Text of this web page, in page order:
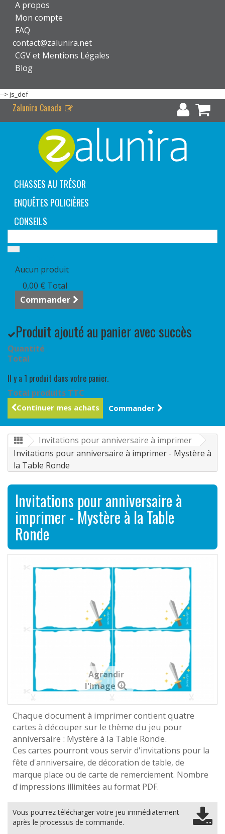
A propos
Mon compte
FAQ
contact@zalunira.net
CGV et Mentions Légales
Blog
--> js_def
Zalunira Canada
CHASSES AU TRÉSOR
ENQUÊTES POLICIÈRES
CONSEILS
Aucun produit
0,00 € Total
Commander
Produit ajouté au panier avec succès
Quantité
Total
Il y a 1 produit dans votre panier.
Total produits TTC
Continuer mes achats Commander
Invitations pour anniversaire à imprimer
Invitations pour anniversaire à imprimer - Mystère à
la Table Ronde
Invitations pour anniversaire à
imprimer - Mystère à la Table
Ronde
Agrandir
l'image
Chaque document à imprimer contient quatre
cartes à découper sur le thème du jeu pour
anniversaire : Mystère à la Table Ronde.
Ces cartes pourront vous servir d'invitations pour la
fête d'anniversaire, de décoration de table, de
marque place ou de carte de remerciement. Nombre
d'impressions illimitées au format PDF.
Vous pourrez télécharger votre jeu immédiatement
après le processus de commande.